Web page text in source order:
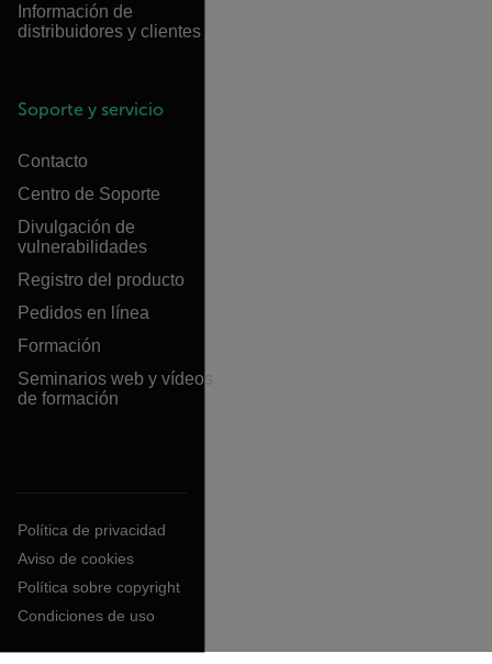
Información de
distribuidores y clientes
Soporte y servicio
Contacto
Centro de Soporte
Divulgación de
vulnerabilidades
Registro del producto
Pedidos en línea
Formación
Seminarios web y vídeos
de formación
Política de privacidad
Aviso de cookies
Política sobre copyright
Condiciones de uso